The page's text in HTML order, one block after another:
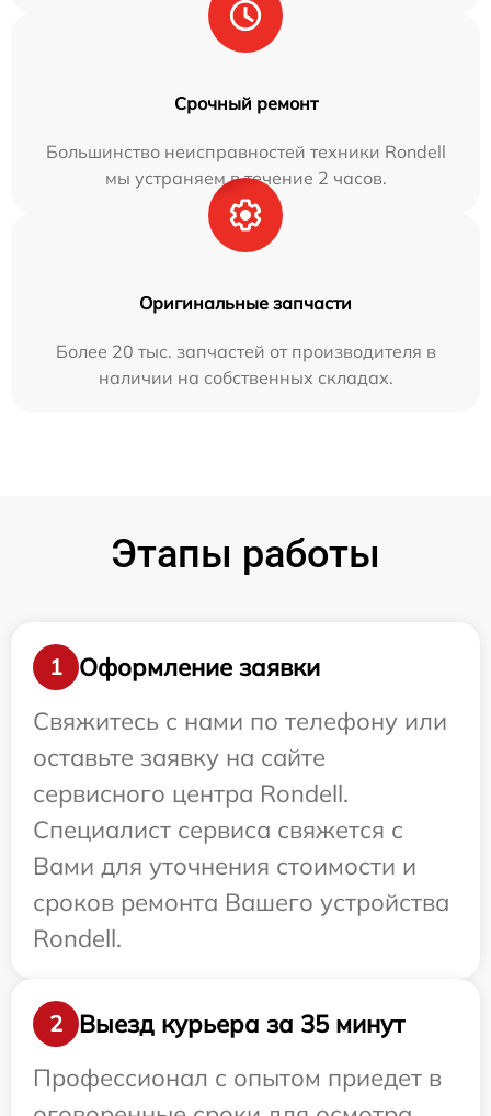
Срочный ремонт
Большинство неисправностей техники Rondell
мы устраняем в течение 2 часов.
Оригинальные запчасти
Более 20 тыс. запчастей от производителя в
наличии на собственных складах.
Этапы работы
1
Оформление заявки
Свяжитесь с нами по телефону или
оставьте заявку на сайте
сервисного центра Rondell.
Специалист сервиса свяжется с
Вами для уточнения стоимости и
сроков ремонта Вашего устройства
Rondell.
2
Выезд курьера за 35 минут
Профессионал с опытом приедет в